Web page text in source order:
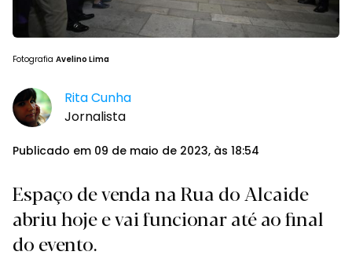
Fotografia Avelino Lima
Rita Cunha
Jornalista
Publicado em 09 de maio de 2023, às 18:54
Espaço de venda na Rua do Alcaide
abriu hoje e vai funcionar até ao final
do evento.